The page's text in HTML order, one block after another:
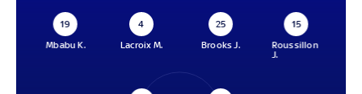
19
Mbabu K.
4
Lacroix M.
25
Brooks J.
15
Roussillon
J.